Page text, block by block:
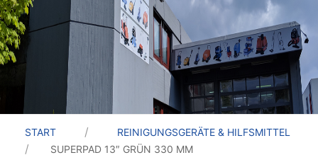
START
REINIGUNGSGERÄTE & HILFSMITTEL
SUPERPAD 13″ GRÜN 330 MM